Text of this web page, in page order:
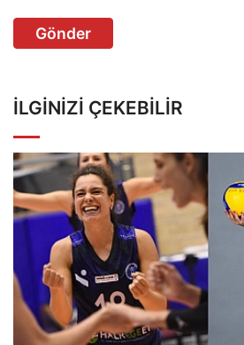
Gönder
İLGINIZI ÇEKEBILIR